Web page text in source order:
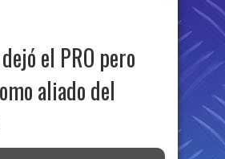
el PRO pero
aliado del